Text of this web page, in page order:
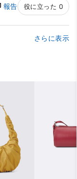
報告 役に立った 0
さらに表示